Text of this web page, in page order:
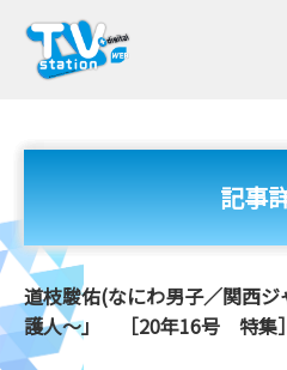
記事
道枝駿佑(なにわ男子／関西
護人～」 ［20年16号 特集］